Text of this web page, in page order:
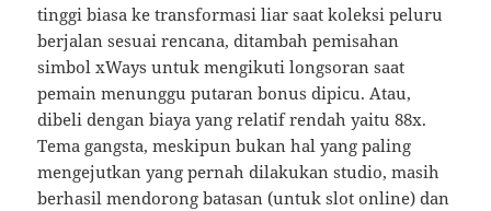
tinggi biasa ke transformasi liar saat koleksi peluru
berjalan sesuai rencana, ditambah pemisahan
simbol xWays untuk mengikuti longsoran saat
pemain menunggu putaran bonus dipicu. Atau,
dibeli dengan biaya yang relatif rendah yaitu 88x.
Tema gangsta, meskipun bukan hal yang paling
mengejutkan yang pernah dilakukan studio, masih
berhasil mendorong batasan (untuk slot online) dan